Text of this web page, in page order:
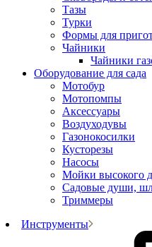
Тазы
Турки
Формы для
Чайники
Чайники
Оборудование для сада
Мотобур
Мотопомпы
Аксессуары
Воздуходувы
Газонокосилки
Кусторезы
Насосы
Мойки высокого
Садовые души,
Триммеры
Инструменты